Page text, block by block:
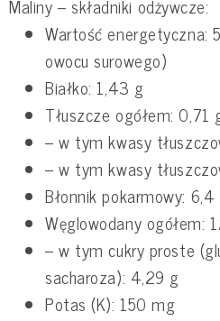
Maliny – składniki odżywcze:
Wartość energetyczna:
owocu surowego)
Białko: 1,43 g
Tłuszcze ogółem: 0,71
– w tym kwasy
– w tym kwasy
Błonnik pokarmowy: 6,4
Węglowodany ogółem:
– w tym cukry proste
sacharoza): 4,29 g
Potas (K): 150 mg